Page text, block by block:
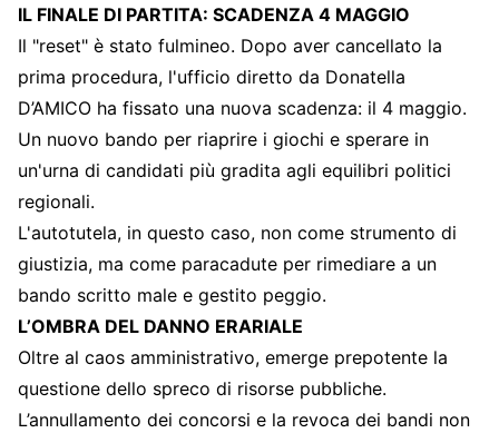
IL FINALE DI PARTITA: SCADENZA 4 MAGGIO
Il "reset" è stato fulmineo. Dopo aver cancellato la
prima procedura, l'ufficio diretto da Donatella
D’AMICO ha fissato una nuova scadenza: il 4 maggio.
Un nuovo bando per riaprire i giochi e sperare in
un'urna di candidati più gradita agli equilibri politici
regionali.
L'autotutela, in questo caso, non come strumento di
giustizia, ma come paracadute per rimediare a un
bando scritto male e gestito peggio.
L’OMBRA DEL DANNO ERARIALE
Oltre al caos amministrativo, emerge prepotente la
questione dello spreco di risorse pubbliche.
L’annullamento dei concorsi e la revoca dei bandi non